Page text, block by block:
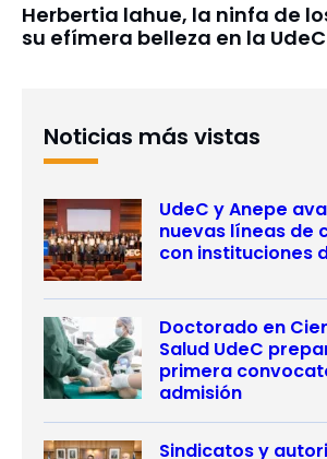
Herbertia lahue, la ninfa de
su efímera belleza en la UdeC
Noticias más vistas
UdeC y Anepe
nuevas líneas de
con instituciones
Doctorado en
Salud UdeC
primera
admisión
Sindicatos y